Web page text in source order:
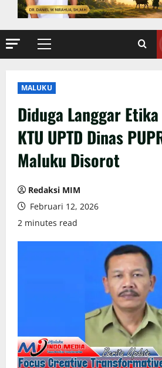
MALUKU
Diduga Langgar
KTU UPTD Dinas
Maluku Disorot
Redaksi MIM
Februari 12, 2026
2 minutes read